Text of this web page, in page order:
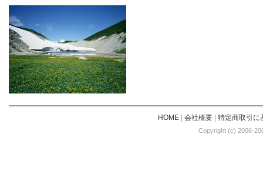
HOME| 会社概要| 特定商取引に
Copyright (c) 2006-